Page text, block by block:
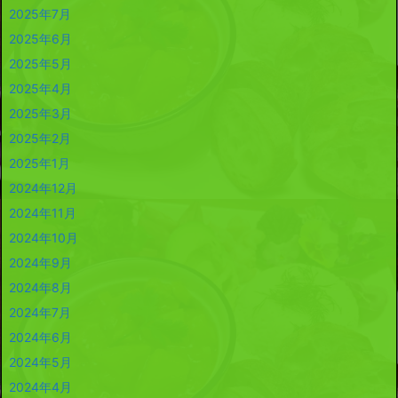
2025年7月
2025年6月
2025年5月
2025年4月
2025年3月
2025年2月
2025年1月
2024年12月
2024年11月
2024年10月
2024年9月
2024年8月
2024年7月
2024年6月
2024年5月
2024年4月